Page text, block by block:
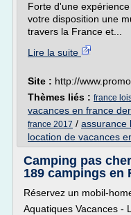
Forte d'une
votre disposition une
travers la France et...
Lire la suite
Site : http://
Thèmes liés : france
vacances en france
france 2017 / assurance
location de vacances
Camping pas
189 campings en
Réservez un mobil-
Aquatiques Vacances -